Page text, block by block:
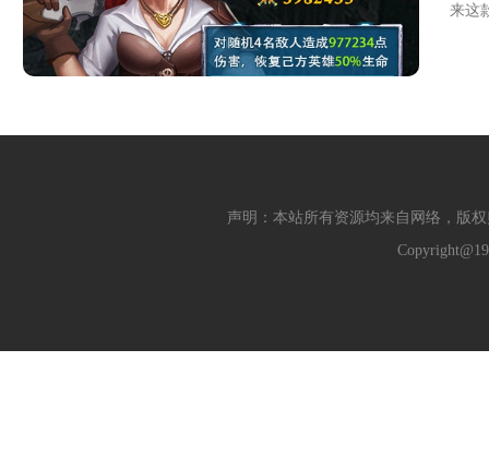
来这
声明：本站所有资源均来自网络，版